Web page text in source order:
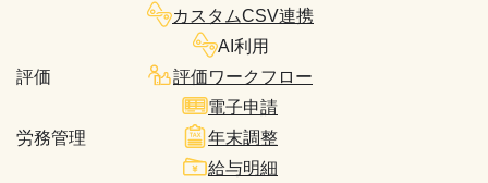
カスタムCSV連携
AI利用
評価
評価ワークフロー
労務管理
電子申請
年末調整
給与明細